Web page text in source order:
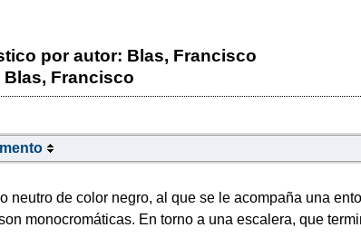
por autor: Blas, Francisco
Blas, Francisco
de color negro, al que se le acompaña una
monocromáticas. En torno a una escalera, que